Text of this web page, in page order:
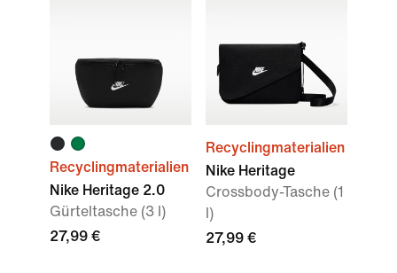
Recyclingmaterialien
Nike Heritage 2.0
Gürteltasche (3 l)
27,99 €
Recyclingmaterialien
Nike Heritage
Crossbody-Tasche (1
l)
27,99 €